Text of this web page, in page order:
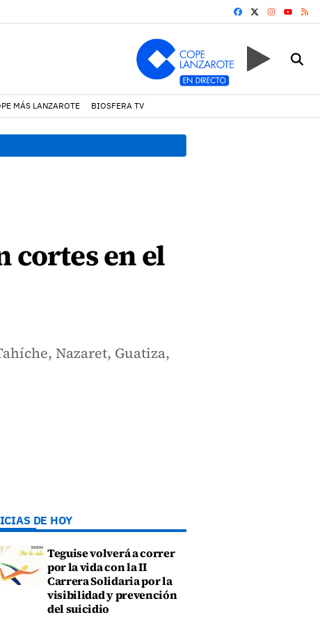
FACEBOOK
YOUTUBE
MÁS LANZAROTE BIOSFERA TV
cortes en el
Nazaret, Guatiza,
DE HOY
Teguise volverá a correr
por la vida con la II
Carrera Solidaria por la
visibilidad y prevención
del suicidio